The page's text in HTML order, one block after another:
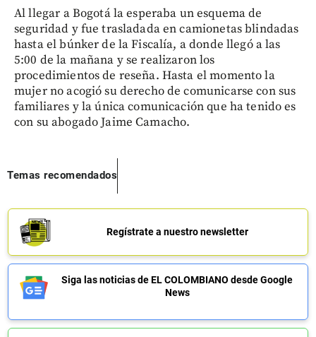
Al llegar a Bogotá la esperaba un esquema de
seguridad y fue trasladada en camionetas blindadas
hasta el búnker de la Fiscalía, a donde llegó a las
5:00 de la mañana y se realizaron los
procedimientos de reseña. Hasta el momento la
mujer no acogió su derecho de comunicarse con sus
familiares y la única comunicación que ha tenido es
con su abogado Jaime Camacho.
Temas recomendados
Regístrate a nuestro newsletter
Siga las noticias de EL COLOMBIANO desde Google
News